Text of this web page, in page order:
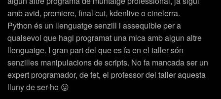
amb avid, premiere, final cut, kdenlive o cinelerra.
Python és un llenguatge senzill i assequible per a
qualsevol que hagi programat una mica amb algun altre
llenguatge. I gran part del que es fa en el taller són
senzilles manipulacions de scripts. No fa mancada ser un
expert programador, de fet, el professor del taller aquesta
lluny de ser-ho 😛